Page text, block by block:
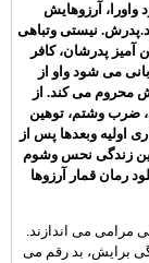
آرزوهایش
نیستی وتباهی
آمیز پدرشان، کافر
می شود واو از
محروم می کند. از
ضرب وشتم، توهین
اولیه وبعدها پس از
زندگی نحس وشوم
رمان قمار آرزوها
مرامی می اندازند.
برایش، بد رقم می